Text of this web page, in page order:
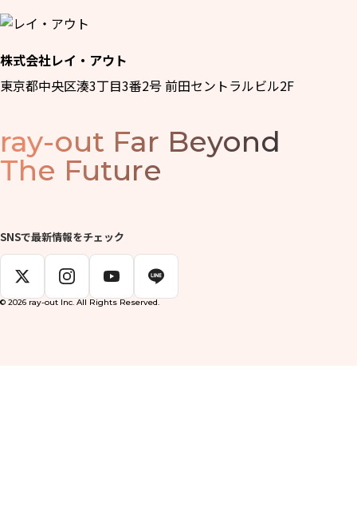
株式会社レイ・アウト
東京都中央区湊3丁目3番2号 前田セントラルビル2F
ray-out Far Beyond
The Future
SNSで最新情報をチェック
© 2026 ray-out Inc. All Rights Reserved.